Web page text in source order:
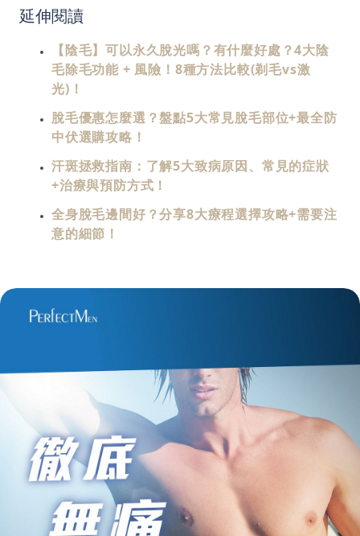
延伸閱讀
【陰毛】可以永久脫光嗎？有什麼好處？4大陰
毛除毛功能 + 風險！8種方法比較(剃毛vs激
光)！
脫毛優惠怎麼選？盤點5大常見脫毛部位+最全防
中伏選購攻略！
汗斑拯救指南：了解5大致病原因、常見的症狀
+治療與預防方式！
全身脫毛邊間好？分享8大療程選擇攻略+需要注
意的細節！